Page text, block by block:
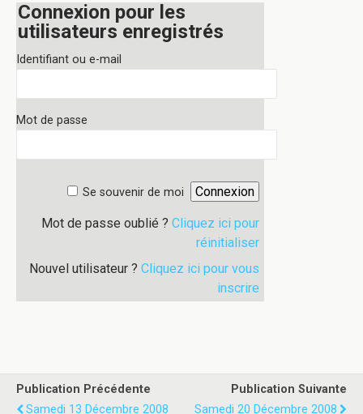
Connexion pour les
utilisateurs enregistrés
Identifiant ou e-mail
Mot de passe
Se souvenir de moi
Mot de passe oublié ? Cliquez ici pour
réinitialiser
Nouvel utilisateur ? Cliquez ici pour vous
inscrire
Publication Précédente
Samedi 13 Décembre 2008
Publication Suivante
Samedi 20 Décembre 2008